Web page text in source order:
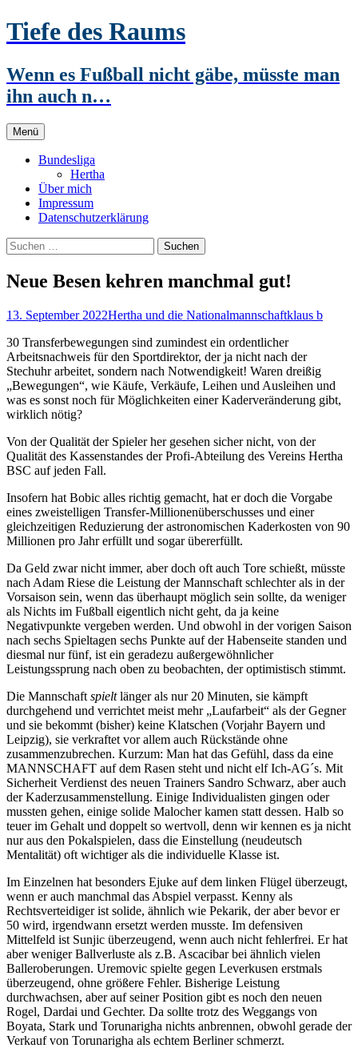
Zum
Inhalt
Tiefe des Raums
Wenn es Fußball nicht gäbe, müsste man
ihn auch n…
Menü
Bundesliga
Hertha
Über mich
Impressum
Datenschutzerklärung
Suchen
nach:
Neue Besen kehren manchmal gut!
13. September 2022Hertha und die Nationalmannschaftklaus b
30 Transferbewegungen sind zumindest ein ordentlicher
Arbeitsnachweis für den Sportdirektor, der ja nicht nach der
Stechuhr arbeitet, sondern nach Notwendigkeit! Waren dreißig
„Bewegungen“, wie Käufe, Verkäufe, Leihen und Ausleihen und
was es sonst noch für Möglichkeiten einer Kaderveränderung gibt,
wirklich nötig?
Von der Qualität der Spieler her gesehen sicher nicht, von der
Qualität des Kassenstandes der Profi-Abteilung des Vereins Hertha
BSC auf jeden Fall.
Insofern hat Bobic alles richtig gemacht, hat er doch die Vorgabe
eines zweistelligen Transfer-Millionenüberschusses und einer
gleichzeitigen Reduzierung der astronomischen Kaderkosten von 90
Millionen pro Jahr erfüllt und sogar übererfüllt.
Da Geld zwar nicht immer, aber doch oft auch Tore schießt, müsste
nach Adam Riese die Leistung der Mannschaft schlechter als in der
Vorsaison sein, wenn das überhaupt möglich sein sollte, da weniger
als Nichts im Fußball eigentlich nicht geht, da ja keine
Negativpunkte vergeben werden. Und obwohl in der vorigen Saison
nach sechs Spieltagen sechs Punkte auf der Habenseite standen und
diesmal nur fünf, ist ein geradezu außergewöhnlicher
Leistungssprung nach oben zu beobachten, der optimistisch stimmt.
Die Mannschaft spieltlänger als nur 20 Minuten, sie kämpft
durchgehend und verrichtet meist mehr „Laufarbeit“ als der Gegner
und sie bekommt (bisher) keine Klatschen (Vorjahr Bayern und
Leipzig), sie verkraftet vor allem auch Rückstände ohne
zusammenzubrechen. Kurzum: Man hat das Gefühl, dass da eine
MANNSCHAFT auf dem Rasen steht und nicht elf Ich-AG´s. Mit
Sicherheit Verdienst des neuen Trainers Sandro Schwarz, aber auch
der Kaderzusammenstellung. Einige Individualisten gingen oder
mussten gehen, einige solide Malocher kamen statt dessen. Halb so
teuer im Gehalt und doppelt so wertvoll, denn wir kennen es ja nicht
nur aus den Pokalspielen, dass die Einstellung (neudeutsch
Mentalität) oft wichtiger als die individuelle Klasse ist.
Im Einzelnen hat besonders Ejuke auf dem linken Flügel überzeugt,
wenn er auch manchmal das Abspiel verpasst. Kenny als
Rechtsverteidiger ist solide, ähnlich wie Pekarik, der aber bevor er
50 wird, irgendwann ersetzt werden musste. Im defensiven
Mittelfeld ist Sunjic überzeugend, wenn auch nicht fehlerfrei. Er hat
aber weniger Ballverluste als z.B. Ascacibar bei ähnlich vielen
Balleroberungen. Uremovic spielte gegen Leverkusen erstmals
überzeugend, ohne größere Fehler. Bisherige Leistung
durchwachsen, aber auf seiner Position gibt es noch den neuen
Rogel, Dardai und Gechter. Da sollte trotz des Weggangs von
Boyata, Stark und Torunarigha nichts anbrennen, obwohl gerade der
Verkauf von Torunarigha als echtem Berliner schmerzt.